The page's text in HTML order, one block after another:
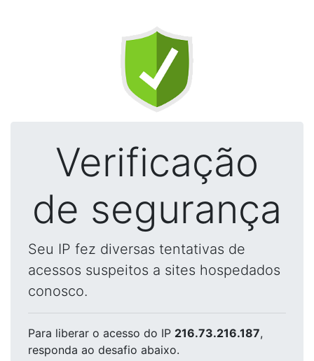
Verificação
de segurança
Seu IP fez diversas tentativas de
acessos suspeitos a sites hospedados
conosco.
Para liberar o acesso do IP 216.73.216.187,
responda ao desafio abaixo.